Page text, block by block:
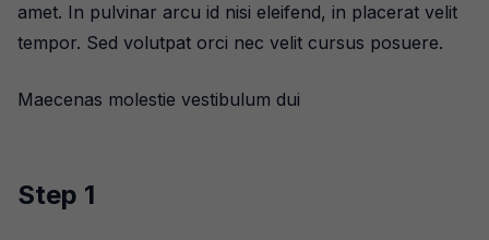
amet. In pulvinar arcu id nisi eleifend, in placerat velit
tempor. Sed volutpat orci nec velit cursus posuere.
Maecenas molestie vestibulum dui
Step 1